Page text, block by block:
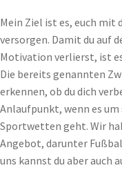
Mein Ziel ist es, euch
versorgen. Damit du auf
Motivation verlierst, ist
Die bereits genannten
erkennen, ob du dich
Anlaufpunkt, wenn es
Sportwetten geht. Wir
Angebot, darunter
uns kannst du aber auch